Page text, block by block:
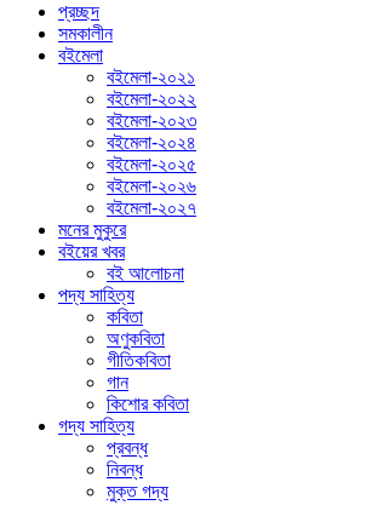
প্রচ্ছদ
সমকালীন
বইমেলা
বইমেলা-২০২১
বইমেলা-২০২২
বইমেলা-২০২৩
বইমেলা-২০২৪
বইমেলা-২০২৫
বইমেলা-২০২৬
বইমেলা-২০২৭
মনের মুকুরে
বইয়ের খবর
বই আলোচনা
পদ্য সাহিত্য
কবিতা
অণুকবিতা
গীতিকবিতা
গান
কিশোর কবিতা
গদ্য সাহিত্য
প্রবন্ধ
নিবন্ধ
মুক্ত গদ্য